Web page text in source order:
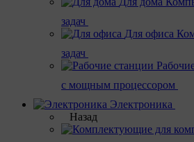
задач
Для офиса
задач
с мощным процессором
Электроника
Назад